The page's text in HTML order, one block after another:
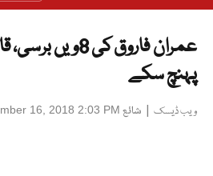
عمران فاروق کی
پہنچ سکے
ویب ڈیسک | شائع 16, 2018 2:03 PM